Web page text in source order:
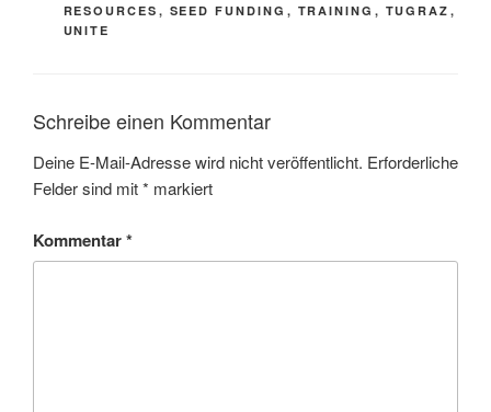
RESOURCES , SEED FUNDING , TRAINING , TUGRAZ ,
UNITE
Schreibe einen Kommentar
Deine E-Mail-Adresse wird nicht veröffentlicht. Erforderliche
Felder sind mit* markiert
Kommentar*